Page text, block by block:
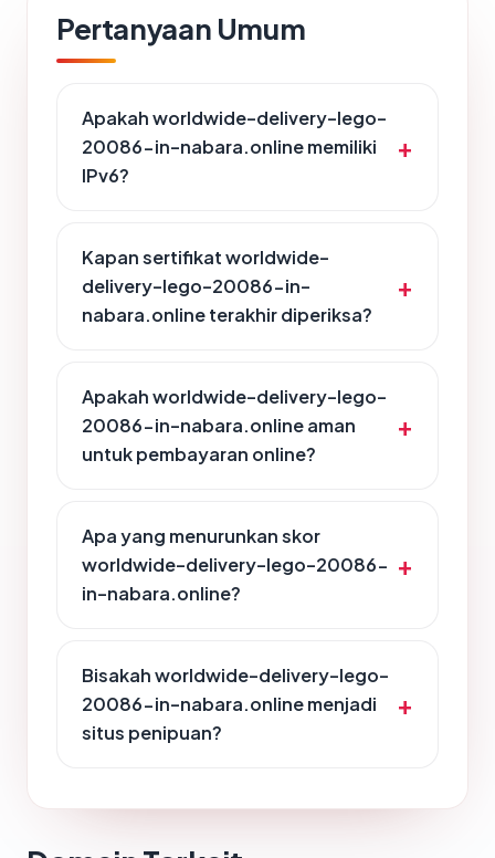
Pertanyaan Umum
Apakah worldwide-delivery-lego-
20086-in-nabara.online memiliki
IPv6?
Kapan sertifikat worldwide-
delivery-lego-20086-in-
nabara.online terakhir diperiksa?
Apakah worldwide-delivery-lego-
20086-in-nabara.online aman
untuk pembayaran online?
Apa yang menurunkan skor
worldwide-delivery-lego-20086-
in-nabara.online?
Bisakah worldwide-delivery-lego-
20086-in-nabara.online menjadi
situs penipuan?